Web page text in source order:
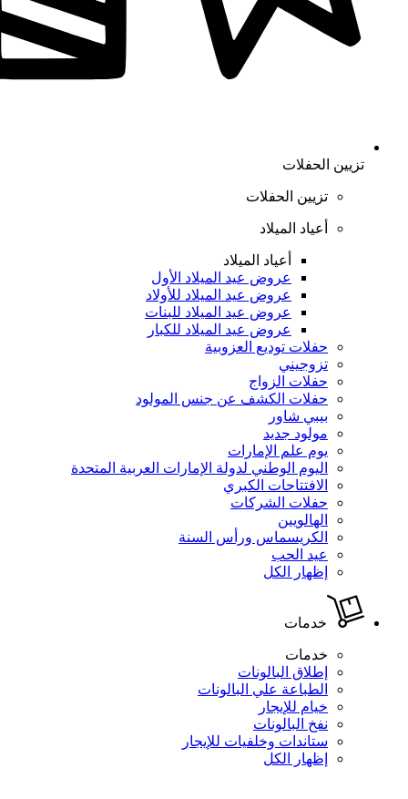
تزيين الحفلات
تزيين الحفلات
أعياد الميلاد
أعياد الميلاد
عروض عيد الميلاد الأول
عروض عيد الميلاد للأولاد
عروض عيد الميلاد للبنات
عروض عيد الميلاد للكبار
حفلات توديع العزوبية
تزوجيني
حفلات الزواج
حفلات الكشف عن جنس المولود
بيبي شاور
مولود جديد
يوم علم الإمارات
اليوم الوطني لدولة الإمارات العربية المتحدة
الافتتاحات الكبري
حفلات الشركات
الهالويين
الكريسماس ورأس السنة
عيد الحب
إظهار الكل
خدمات
خدمات
إطلاق البالونات
الطباعة علي البالونات
خيام للإيجار
نفخ البالونات
ستاندات وخلفيات للإيجار
إظهار الكل